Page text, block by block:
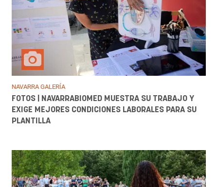
NAVARRA GALERÍA
FOTOS | NAVARRABIOMED MUESTRA SU TRABAJO Y
EXIGE MEJORES CONDICIONES LABORALES PARA SU
PLANTILLA